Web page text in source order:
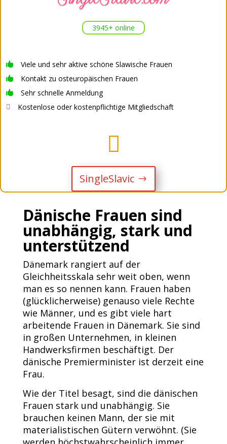
3945+ online
 Viele und sehr aktive schöne Slawische Frauen
 Kontakt zu osteuropäischen Frauen
 Sehr schnelle Anmeldung
 Kostenlose oder kostenpflichtige Mitgliedschaft

SingleSlavic
Dänische Frauen sind
unabhängig, stark und
unterstützend
Dänemark rangiert auf der
Gleichheitsskala sehr weit oben, wenn
man es so nennen kann. Frauen haben
(glücklicherweise) genauso viele Rechte
wie Männer, und es gibt viele hart
arbeitende Frauen in Dänemark. Sie sind
in großen Unternehmen, in kleinen
Handwerksfirmen beschäftigt. Der
dänische Premierminister ist derzeit eine
Frau.
Wie der Titel besagt, sind die dänischen
Frauen stark und unabhängig. Sie
brauchen keinen Mann, der sie mit
materialistischen Gütern verwöhnt. (Sie